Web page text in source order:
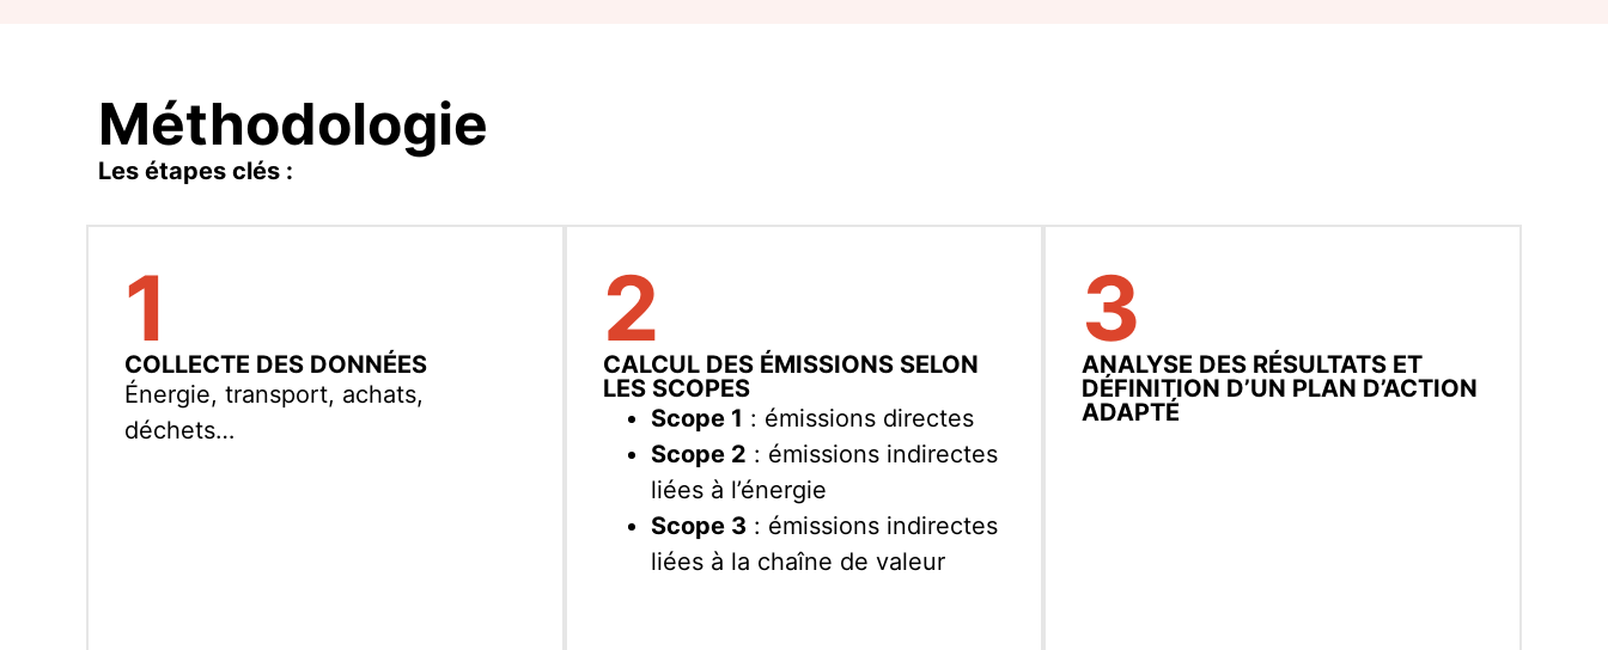
Méthodologie
Les étapes clés :
1
COLLECTE DES DONNÉES
Énergie, transport, achats,
déchets…
2
CALCUL DES ÉMISSIONS SELON
LES SCOPES
Scope 1 : émissions directes
Scope 2 : émissions indirectes
liées à l’énergie
Scope 3 : émissions indirectes
liées à la chaîne de valeur
3
ANALYSE DES RÉSULTATS ET
DÉFINITION D’UN PLAN D’ACTION
ADAPTÉ